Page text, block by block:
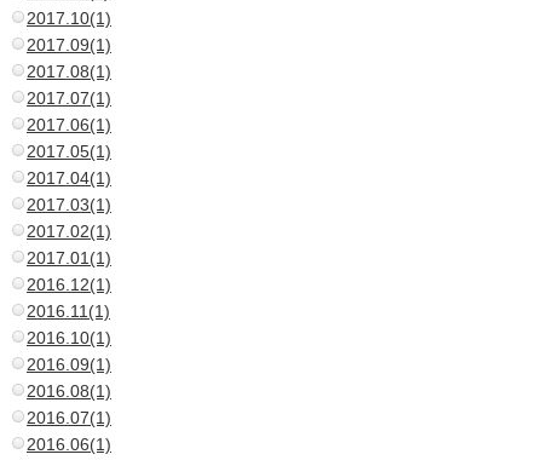
2017.10(1)
2017.09(1)
2017.08(1)
2017.07(1)
2017.06(1)
2017.05(1)
2017.04(1)
2017.03(1)
2017.02(1)
2017.01(1)
2016.12(1)
2016.11(1)
2016.10(1)
2016.09(1)
2016.08(1)
2016.07(1)
2016.06(1)